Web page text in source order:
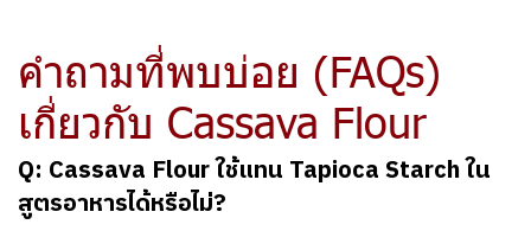
คำถามที่พบบ่อย (FAQs)
เกี่ยวกับ Cassava Flour
Q: Cassava Flour ใช้แทน Tapioca Starch ใน
สูตรอาหารได้หรือไม่?